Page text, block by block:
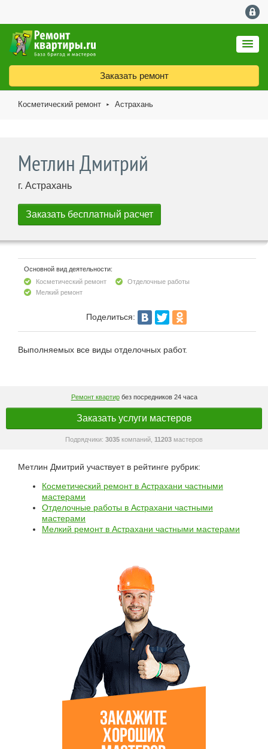
Заказать ремонт
Косметический ремонт ► Астрахань
Метлин Дмитрий
г. Астрахань
Основной вид деятельности:
Косметический ремонт
Отделочные работы
Мелкий ремонт
Поделиться:
Выполняемых все виды отделочных работ.
Ремонт квартирбез посредников 24 часа
Заказать услуги мастеров
Подрядчики: 3035 компаний, 11203 мастеров
Метлин Дмитрий участвует в рейтинге рубрик:
Косметический ремонт в Астрахани частными
мастерами
Отделочные работы в Астрахани частными
мастерами
Мелкий ремонт в Астрахани частными мастерами